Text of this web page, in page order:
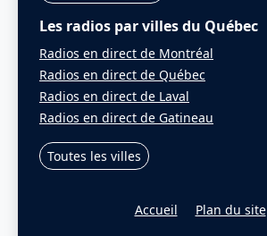
Les radios par villes du Québec
Radios en direct de Montréal
Radios en direct de Québec
Radios en direct de Laval
Radios en direct de Gatineau
Toutes les villes
Accueil Plan du site